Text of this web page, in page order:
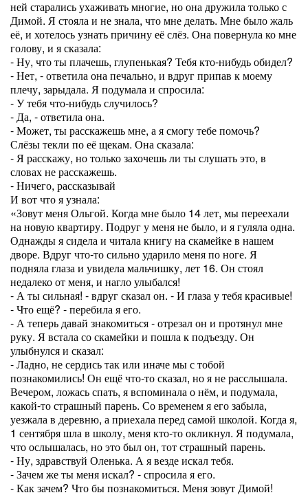
ней старались ухаживать многие, но она дружила только с
Димой. Я стояла и не знала, что мне делать. Мне было жаль
её, и хотелось узнать причину её слёз. Она повернула ко мне
голову, и я сказала:
- Ну, что ты плачешь, глупенькая? Тебя кто-нибудь обидел?
- Нет, - ответила она печально, и вдруг припав к моему
плечу, зарыдала. Я подумала и спросила:
- У тебя что-нибудь случилось?
- Да, - ответила она.
- Может, ты расскажешь мне, а я смогу тебе помочь?
Слёзы текли по её щекам. Она сказала:
- Я расскажу, но только захочешь ли ты слушать это, в
словах не расскажешь.
- Ничего, рассказывай
И вот что я узнала:
«Зовут меня Ольгой. Когда мне было 14 лет, мы переехали
на новую квартиру. Подруг у меня не было, и я гуляла одна.
Однажды я сидела и читала книгу на скамейке в нашем
дворе. Вдруг что-то сильно ударило меня по ноге. Я
подняла глаза и увидела мальчишку, лет 16. Он стоял
недалеко от меня, и нагло улыбался!
- А ты сильная! - вдруг сказал он. - И глаза у тебя красивые!
- Что ещё? - перебила я его.
- А теперь давай знакомиться - отрезал он и протянул мне
руку. Я встала со скамейки и пошла к подъезду. Он
улыбнулся и сказал:
- Ладно, не сердись так или иначе мы с тобой
познакомились! Он ещё что-то сказал, но я не расслышала.
Вечером, ложась спать, я вспоминала о нём, и подумала,
какой-то страшный парень. Со временем я его забыла,
уезжала в деревню, а приехала перед самой школой. Когда я,
1 сентября шла в школу, меня кто-то окликнул. Я подумала,
что ослышалась, но это был он, тот страшный парень.
- Ну, здравствуй Оленька. А я везде искал тебя.
- Зачем же ты меня искал? - спросила я его.
- Как зачем? Что бы познакомиться. Меня зовут Димой!